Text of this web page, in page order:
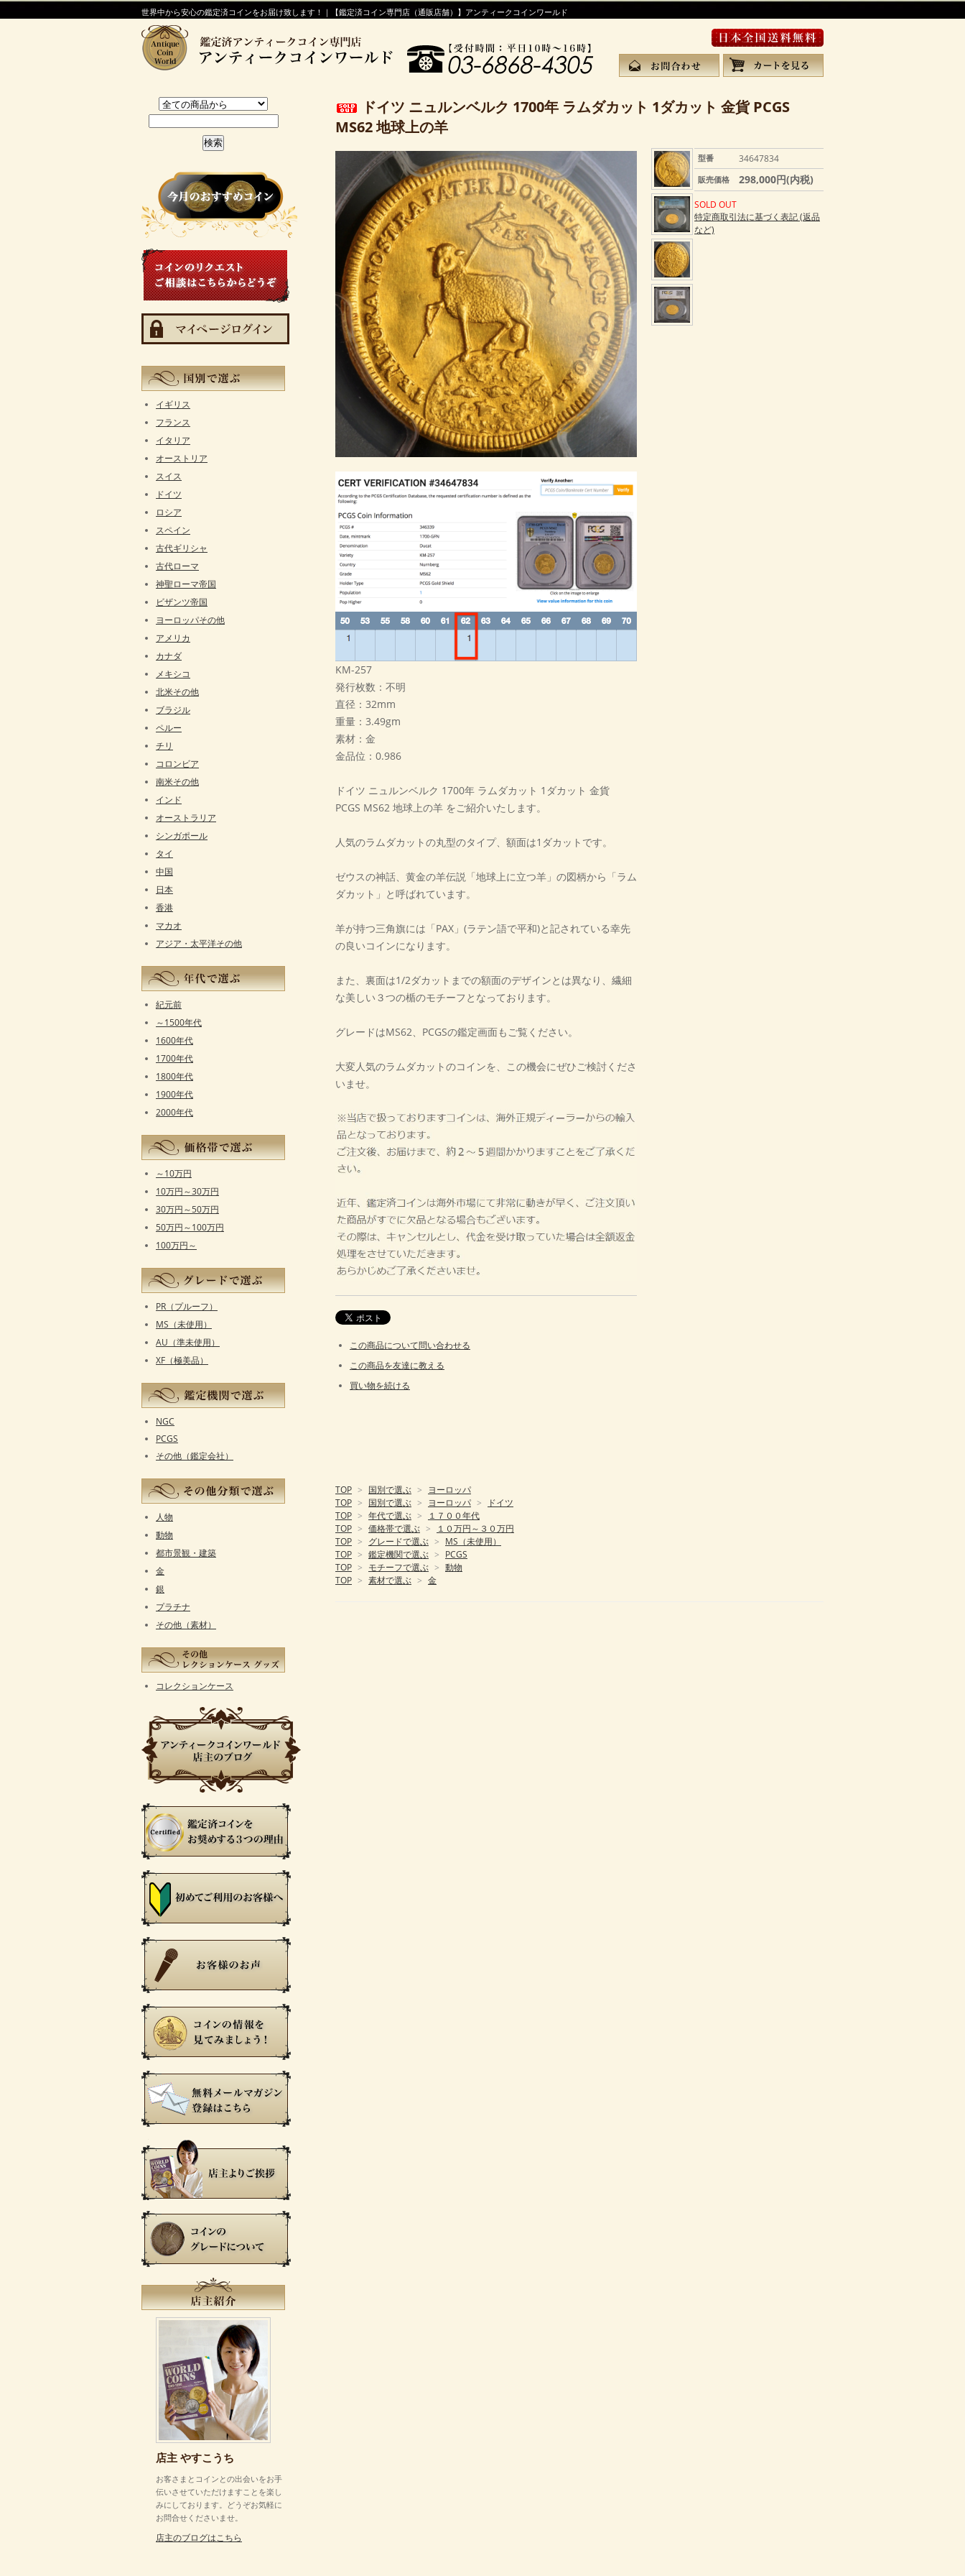
世界中から安心の鑑定済コインをお届け致します！｜【鑑定済コイン専門店（通販店舗）】アンティークコインワールド
ドイツ ニュルンベルク 1700年 ラムダカット 1ダカット 金貨 PCGS
MS62 地球上の羊
型番 34647834
販売価格 298,000円(内税)
SOLD OUT
特定商取引法に基づく表記 (返品
など)
KM-257
発行枚数：不明
直径：32mm
重量：3.49gm
素材：金
金品位：0.986
ドイツ ニュルンベルク 1700年 ラムダカット 1ダカット 金貨
PCGS MS62 地球上の羊 をご紹介いたします。
人気のラムダカットの丸型のタイプ、額面は1ダカットです。
ゼウスの神話、黄金の羊伝説「地球上に立つ羊」の図柄から「ラム
ダカット」と呼ばれています。
羊が持つ三角旗には「PAX」(ラテン語で平和)と記されている幸先
の良いコインになります。
また、裏面は1/2ダカットまでの額面のデザインとは異なり、繊細
な美しい３つの楯のモチーフとなっております。
グレードはMS62、PCGSの鑑定画面もご覧ください。
大変人気のラムダカットのコインを、この機会にぜひご検討くださ
いませ。
この商品について問い合わせる
この商品を友達に教える
買い物を続ける
TOP > 国別で選ぶ > ヨーロッパ
TOP > 国別で選ぶ > ヨーロッパ >
ドイツ
TOP > 年代で選ぶ >
１７００年代
TOP > 価格帯で選ぶ >
１０万円～３０万円
TOP > グレードで選ぶ > MS（未使用）
TOP > 鑑定機関で選ぶ > PCGS
TOP > モチーフで選ぶ > 動物
TOP > 素材で選ぶ > 金
イギリス
フランス
イタリア
オーストリア
スイス
ドイツ
ロシア
スペイン
古代ギリシャ
古代ローマ
神聖ローマ帝国
ビザンツ帝国
ヨーロッパその他
アメリカ
カナダ
メキシコ
北米その他
ブラジル
ペルー
チリ
コロンビア
南米その他
インド
オーストラリア
シンガポール
タイ
中国
日本
香港
マカオ
アジア・太平洋その他
紀元前
～1500年代
1600年代
1700年代
1800年代
1900年代
2000年代
～10万円
10万円～30万円
30万円～50万円
50万円～100万円
100万円～
PR（プルーフ）
MS（未使用）
AU（準未使用）
XF（極美品）
NGC
PCGS
その他（鑑定会社）
人物
動物
都市景観・建築
金
銀
プラチナ
その他（素材）
コレクションケース
店主 やすこうち
お客さまとコインとの出会いをお手
伝いさせていただけますことを楽し
みにしております。どうぞお気軽に
お問合せくださいませ。
店主のブログはこちら